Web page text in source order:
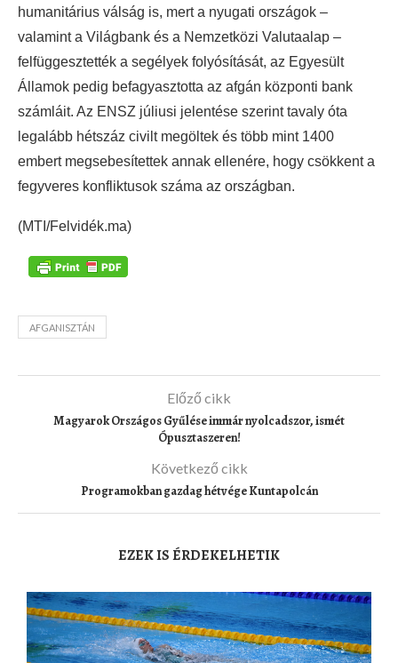
humanitárius válság is, mert a nyugati országok –
valamint a Világbank és a Nemzetközi Valutaalap –
felfüggesztették a segélyek folyósítását, az Egyesült
Államok pedig befagyasztotta az afgán központi bank
számláit. Az ENSZ júliusi jelentése szerint tavaly óta
legalább hétszáz civilt megöltek és több mint 1400
embert megsebesítettek annak ellenére, hogy csökkent a
fegyveres konfliktusok száma az országban.
(MTI/Felvidék.ma)
AFGANISZTÁN
Előző cikk
Magyarok Országos Gyűlése immár nyolcadszor, ismét
Ópusztaszeren!
Következő cikk
Programokban gazdag hétvége Kuntapolcán
EZEK IS ÉRDEKELHETIK